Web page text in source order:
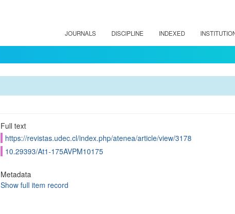
JOURNALS DISCIPLINE INDEXED
Full text
https://revistas.udec.cl/index.php/atenea/article/view/3178
10.29393/At1-175AVPM10175
Metadata
Show full item record